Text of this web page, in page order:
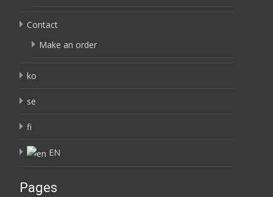
Contact
Make an order
ko
se
fi
EN
Pages